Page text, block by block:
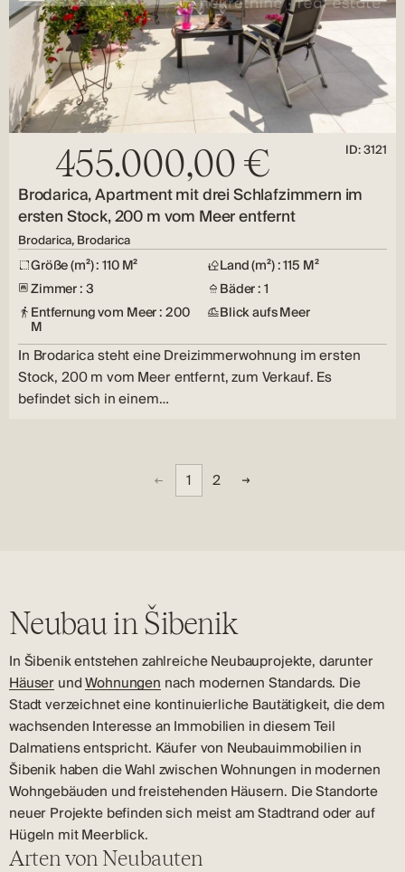
455.000,00 € ID: 3121
Brodarica, Apartment mit drei Schlafzimmern im
ersten Stock, 200 m vom Meer entfernt
Brodarica, Brodarica
Größe (m²) : 110 M²
Land (m²) : 115 M²
Zimmer : 3
Bäder : 1
Entfernung vom Meer : 200
M
Blick aufs Meer
In Brodarica steht eine Dreizimmerwohnung im ersten
Stock, 200 m vom Meer entfernt, zum Verkauf. Es
befindet sich in einem…
1 2
Neubau in Šibenik
In Šibenik entstehen zahlreiche Neubauprojekte, darunter
Häuser undWohnungen nach modernen Standards. Die
Stadt verzeichnet eine kontinuierliche Bautätigkeit, die dem
wachsenden Interesse an Immobilien in diesem Teil
Dalmatiens entspricht. Käufer von Neubauimmobilien in
Šibenik haben die Wahl zwischen Wohnungen in modernen
Wohngebäuden und freistehenden Häusern. Die Standorte
neuer Projekte befinden sich meist am Stadtrand oder auf
Hügeln mit Meerblick.
Arten von Neubauten